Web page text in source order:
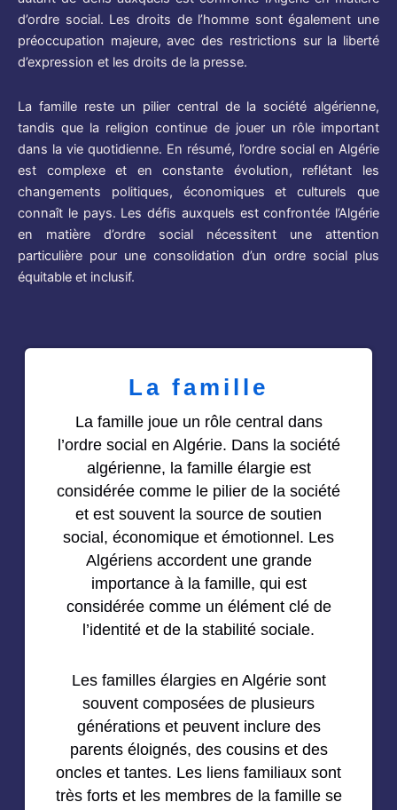
d’ordre social. Les droits de l’homme sont également une
préoccupation majeure, avec des restrictions sur la liberté
d’expression et les droits de la presse.
La famille reste un pilier central de la société algérienne,
tandis que la religion continue de jouer un rôle important
dans la vie quotidienne. En résumé, l’ordre social en Algérie
est complexe et en constante évolution, reflétant les
changements politiques, économiques et culturels que
connaît le pays. Les défis auxquels est confrontée l’Algérie
en matière d’ordre social nécessitent une attention
particulière pour une consolidation d’un ordre social plus
équitable et inclusif.
La famille
La famille joue un rôle central dans
l’ordre social en Algérie. Dans la société
algérienne, la famille élargie est
considérée comme le pilier de la société
et est souvent la source de soutien
social, économique et émotionnel. Les
Algériens accordent une grande
importance à la famille, qui est
considérée comme un élément clé de
l’identité et de la stabilité sociale.
Les familles élargies en Algérie sont
souvent composées de plusieurs
générations et peuvent inclure des
parents éloignés, des cousins et des
oncles et tantes. Les liens familiaux sont
très forts et les membres de la famille se